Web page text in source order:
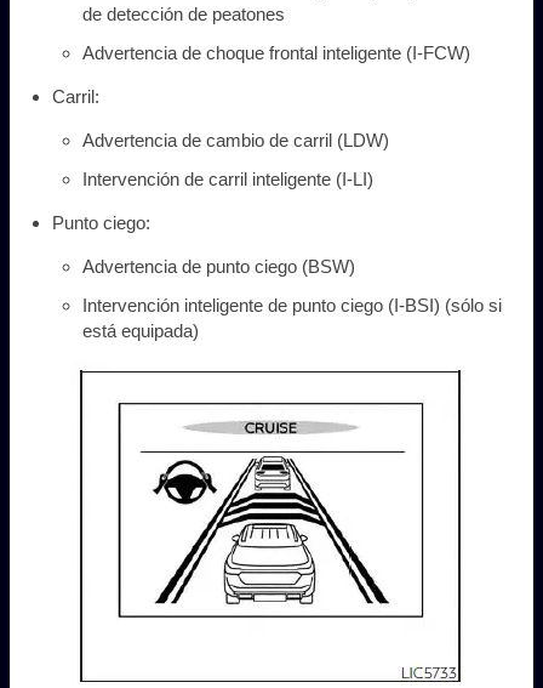
de detección de peatones
Advertencia de choque frontal inteligente (I-FCW)
Carril:
Advertencia de cambio de carril (LDW)
Intervención de carril inteligente (I-LI)
Punto ciego:
Advertencia de punto ciego (BSW)
Intervención inteligente de punto ciego (I-BSI) (sólo si
está equipada)